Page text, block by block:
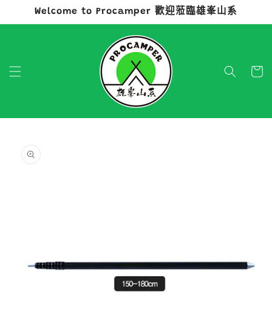
跳至內容
Welcome to Procamper 歡迎蒞臨雄峯山系
物
資訊